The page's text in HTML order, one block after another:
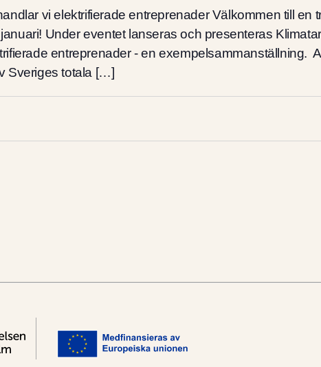
vi elektrifierade entreprenader Välkommen till en
Under eventet lanseras och presenteras
entreprenader - en exempelsammanställning.
Sveriges totala […]